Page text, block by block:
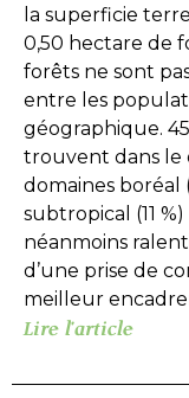
la superficie
0,50 hectare de
forêts ne sont
entre les
géographique.
trouvent dans le
domaines boréal
subtropical (11
néanmoins
d’une prise de
meilleur
Lire l'article